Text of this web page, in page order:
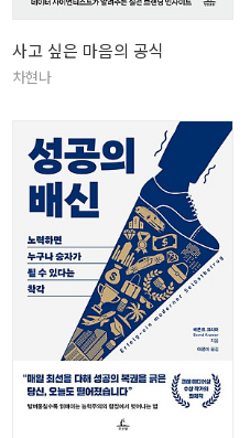
사고 싶은 마음의 공식
차현나